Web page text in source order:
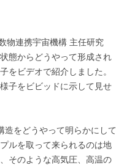
物連携宇宙機構 主任研究
態からどうやって形成され
をビデオで紹介しました。
子をビビッドに示して見せ
をどうやって明らかにして
ルを取って来られるのは地
そのような高気圧、高温の